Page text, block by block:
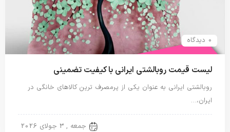
0 دیدگاه
لیست قیمت روبالشتی ایرانی با کیفیت تضمینی
روبالشتی ایرانی به عنوان یکی از پرمصرف ترین کالاهای خانگی در
ایران،…
جمعه , 3 جولای 2026